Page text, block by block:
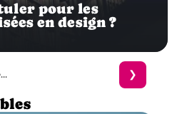
pour les
en design ?